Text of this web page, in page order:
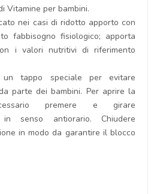
Vitamine per bambini.
nei casi di ridotto apporto con
fabbisogno fisiologico; apporta
i valori nutritivi di riferimento
tappo speciale per evitare
parte dei bambini. Per aprire la
premere e girare
in senso antiorario. Chiudere
in modo da garantire il blocco